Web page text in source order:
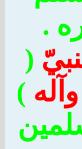
(
)